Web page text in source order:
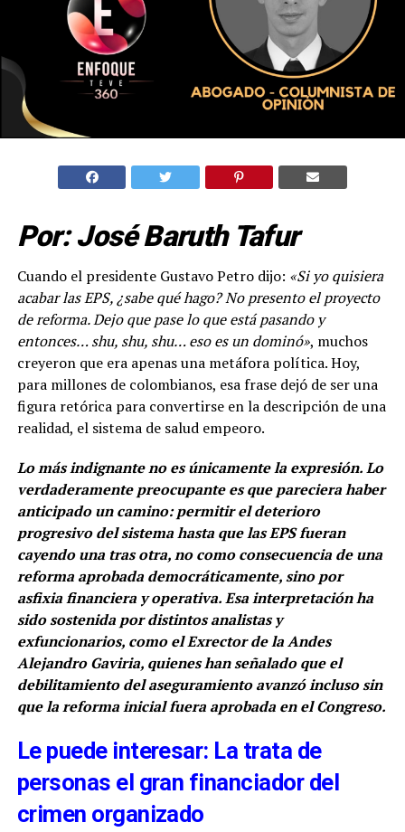
Por: José Baruth Tafur
Cuando el presidente Gustavo Petro dijo: «Si yo quisiera
acabar las EPS, ¿sabe qué hago? No presento el proyecto
de reforma. Dejo que pase lo que está pasando y
entonces… shu, shu, shu… eso es un dominó», muchos
creyeron que era apenas una metáfora política. Hoy,
para millones de colombianos, esa frase dejó de ser una
figura retórica para convertirse en la descripción de una
realidad, el sistema de salud empeoro.
Lo más indignante no es únicamente la expresión. Lo
verdaderamente preocupante es que pareciera haber
anticipado un camino: permitir el deterioro
progresivo del sistema hasta que las EPS fueran
cayendo una tras otra, no como consecuencia de una
reforma aprobada democráticamente, sino por
asfixia financiera y operativa. Esa interpretación ha
sido sostenida por distintos analistas y
exfuncionarios, como el Exrector de la Andes
Alejandro Gaviria, quienes han señalado que el
debilitamiento del aseguramiento avanzó incluso sin
que la reforma inicial fuera aprobada en el Congreso.
Le puede interesar: La trata de
personas el gran financiador del
crimen organizado